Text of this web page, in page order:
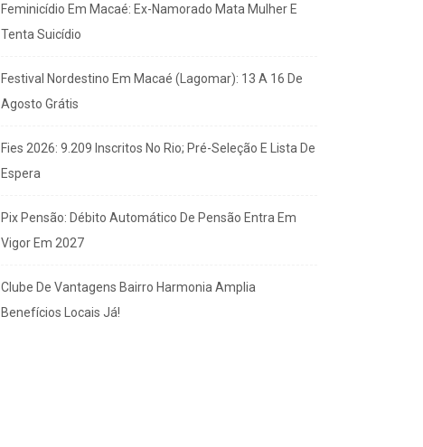
Feminicídio Em Macaé: Ex-Namorado Mata Mulher E
Tenta Suicídio
Festival Nordestino Em Macaé (Lagomar): 13 A 16 De
Agosto Grátis
Fies 2026: 9.209 Inscritos No Rio; Pré-Seleção E Lista De
Espera
Pix Pensão: Débito Automático De Pensão Entra Em
Vigor Em 2027
Clube De Vantagens Bairro Harmonia Amplia
Benefícios Locais Já!